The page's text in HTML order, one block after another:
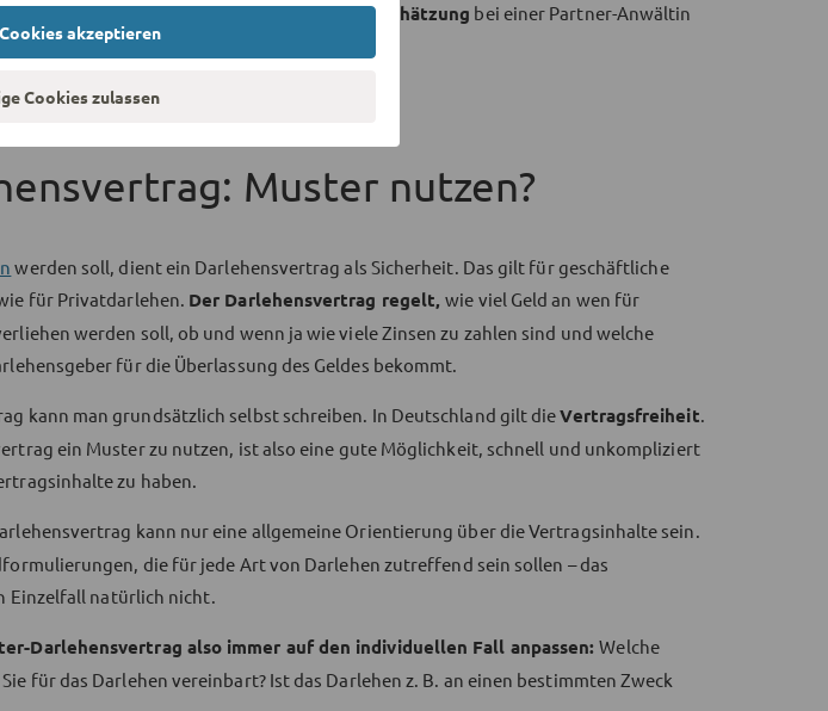
Sie überadvocadoeinekostenlose Ersteinschätzung bei einer Partner-Anwältin
Anwalt anfragen.
Muster nutzen?
werden soll, dient ein Darlehensvertrag als Sicherheit. Das gilt für geschäftliche
für Privatdarlehen. Der Darlehensvertrag regelt,wie viel Geld an wen für
werden soll, ob und wenn ja wie viele Zinsen zu zahlen sind und welche
für die Überlassung des Geldes bekommt.
kann man grundsätzlich selbst schreiben. In Deutschland gilt dieVertragsfreiheit.
ein Muster zu nutzen, ist also eine gute Möglichkeit, schnell und unkompliziert
zu haben.
kann nur eine allgemeine Orientierung über die Vertragsinhalte sein.
die für jede Art von Darlehen zutreffend sein sollen – das
Einzelfall natürlich nicht.
Darlehensvertrag also immer auf den individuellen Fall anpassen:Welche
für das Darlehen vereinbart? Ist das Darlehen z. B. an einen bestimmten Zweck
akzeptieren
Cookies zulassen